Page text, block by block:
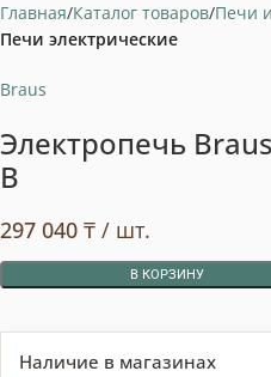
Главная Каталог товаров Печи
Печи электрические
Braus
Электропечь
В
297 040 ₸ / шт.
В КОРЗИНУ
Наличие в магазинах